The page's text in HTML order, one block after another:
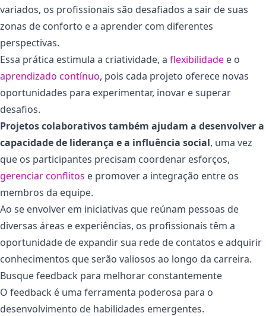
variados, os profissionais são desafiados a sair de suas
zonas de conforto e a aprender com diferentes
perspectivas.
Essa prática estimula a criatividade, a flexibilidade e o
aprendizado contínuo, pois cada projeto oferece novas
oportunidades para experimentar, inovar e superar
desafios.
Projetos colaborativos também ajudam a desenvolver a
capacidade de liderança e a influência social, uma vez
que os participantes precisam coordenar esforços,
gerenciar conflitos e promover a integração entre os
membros da equipe.
Ao se envolver em iniciativas que reúnam pessoas de
diversas áreas e experiências, os profissionais têm a
oportunidade de expandir sua rede de contatos e adquirir
conhecimentos que serão valiosos ao longo da carreira.
Busque feedback para melhorar constantemente
O feedback é uma ferramenta poderosa para o
desenvolvimento de habilidades emergentes.